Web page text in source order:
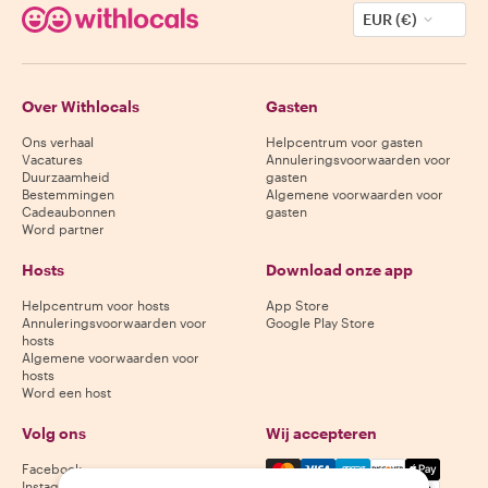
EUR (€)
Over Withlocals
Ons verhaal
Vacatures
Duurzaamheid
Bestemmingen
Cadeaubonnen
Word partner
Gasten
Helpcentrum voor gasten
Annuleringsvoorwaarden voor
gasten
Algemene voorwaarden voor
gasten
Hosts
Helpcentrum voor hosts
Annuleringsvoorwaarden voor
hosts
Algemene voorwaarden voor
hosts
Word een host
Download onze app
App Store
Google Play Store
Volg ons
Facebook
Wij accepteren
Mastercard, Visa, Amex,